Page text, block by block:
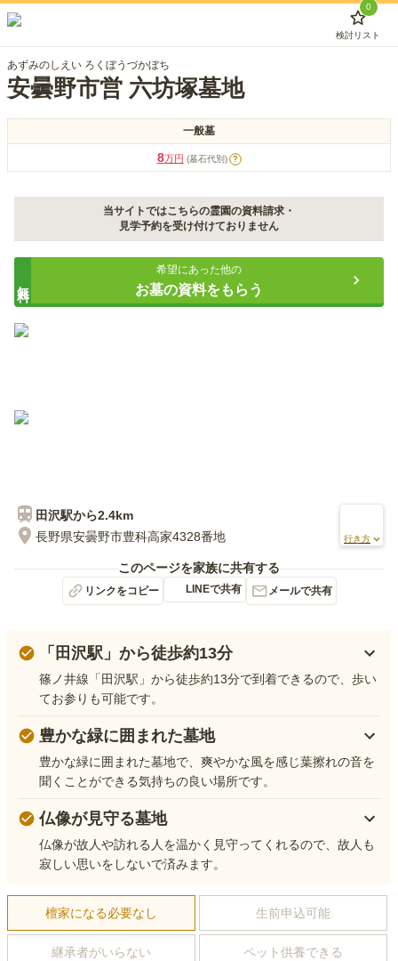
0
検討リスト
あずみのしえい ろくぼうづかぼち
安曇野市営 六坊塚墓地
一般墓
8万円 (墓石代別) ?
当サイトではこちらの霊園の資料請求・
見学予約を受け付けておりません
希望にあった他の
お墓の資料をもらう
田沢駅から2.4km
長野県安曇野市豊科高家4328番地
行き方
このページを家族に共有する
リンクをコピー LINEで共有 メールで共有
「田沢駅」から徒歩約13分
篠ノ井線「田沢駅」から徒歩約13分で到着できるので、歩い
てお参りも可能です。
豊かな緑に囲まれた墓地
豊かな緑に囲まれた墓地で、爽やかな風を感じ葉擦れの音を
聞くことができる気持ちの良い場所です。
仏像が見守る墓地
仏像が故人や訪れる人を温かく見守ってくれるので、故人も
寂しい思いをしないで済みます。
檀家になる必要なし 生前申込可能
継承者がいらない ペット供養できる